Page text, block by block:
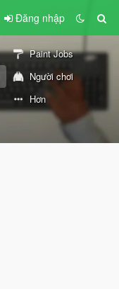
Đăng nhập
Paint Jobs
Người chơi
Hơn